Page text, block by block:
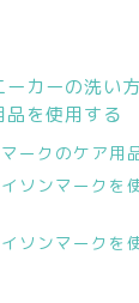
ーカーの洗い
を使用する
ークのケア用
ソンマークを
ソンマークを